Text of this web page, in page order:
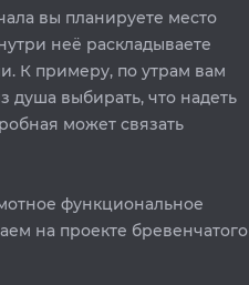
вы планируете место
неё раскладываете
К примеру, по утрам вам
выбирать, что надеть
может связать
функциональное
на проекте бревенчатого